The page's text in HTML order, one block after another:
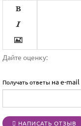







Дайте оценку:
Получать ответы на e-mail
НАПИСАТЬ ОТЗЫВ